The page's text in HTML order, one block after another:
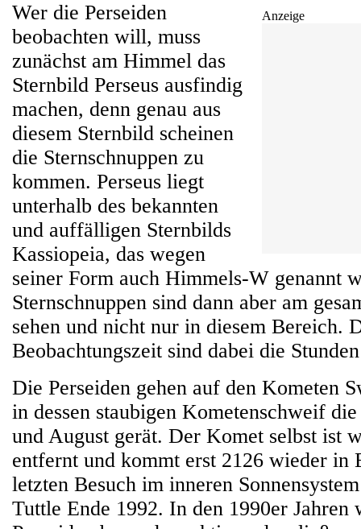
Anzeige
Wer die Perseiden
beobachten will, muss
zunächst am Himmel das
Sternbild Perseus ausfindig
machen, denn genau aus
diesem Sternbild scheinen
die Sternschnuppen zu
kommen. Perseus liegt
unterhalb des bekannten
und auffälligen Sternbilds
Kassiopeia, das wegen
seiner Form auch Himmels-W genannt
Sternschnuppen sind dann aber am
sehen und nicht nur in diesem Bereich.
Beobachtungszeit sind dabei die
Die Perseiden gehen auf den Kometen
in dessen staubigen Kometenschweif
und August gerät. Der Komet selbst ist
entfernt und kommt erst 2126 wieder in
letzten Besuch im inneren
Tuttle Ende 1992. In den 1990er Jahren